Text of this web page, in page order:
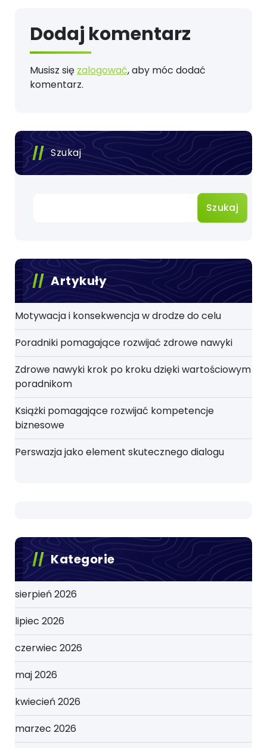
Dodaj komentarz
Musisz się zalogować, aby móc dodać
komentarz.
Szukaj
Szukaj
Artykuły
Motywacja i konsekwencja w drodze do celu
Poradniki pomagające rozwijać zdrowe nawyki
Zdrowe nawyki krok po kroku dzięki wartościowym
poradnikom
Książki pomagające rozwijać kompetencje
biznesowe
Perswazja jako element skutecznego dialogu
Kategorie
sierpień 2026
lipiec 2026
czerwiec 2026
maj 2026
kwiecień 2026
marzec 2026